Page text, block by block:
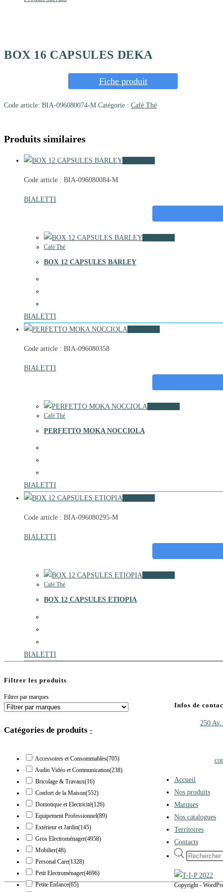
BOX 16 CAPSULES DEKA
Fiche produit
Code article: BIA-096080074-M Catégorie : Café Thé
Produits similaires
Code article : BIA-096080084-M
BIALETTI
Café Thé
BOX 12 CAPSULES BARLEY
BIALETTI
Code article : BIA-096080358
BIALETTI
Café Thé
PERFETTO MOKA NOCCIOLA
BIALETTI
Code article : BIA-096080295-M
BIALETTI
Café Thé
BOX 12 CAPSULES ETIOPIA
BIALETTI
Filtrer les produits
Filtrer par marques
Catégories de produits -
Accessoires et Consommables(705)
Audio Vidéo et Communication(238)
Bricolage & Travaux(16)
Confort de la Maison(552)
Domotique et Electricité(126)
Equipement Professionnel(89)
Extérieur et Jardin(145)
Gros Electroménager(4958)
Mobilier(48)
Personal Care(1328)
Petit Electroménager(4696)
Petite Enfance(65)
Infos de
250 Av.
Accueil
Nos produits
Marques
Nos catalogues
Territoires
Contacts
Recherche
produits
Copyright -